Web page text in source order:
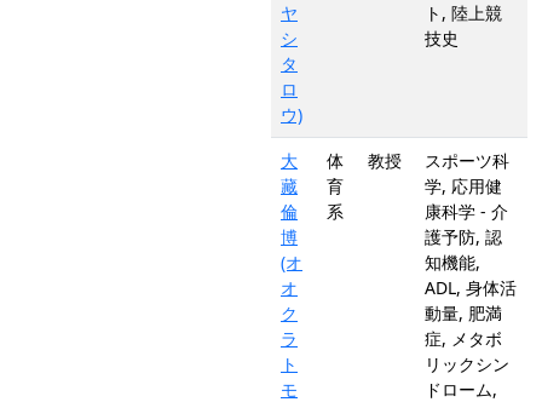
ヤ
シ
タ
ロ
ウ)
ト, 陸上競
技史
大
藏
倫
博
(オ
オ
ク
ラ
ト
モ
体
育
系
教授
スポーツ科
学, 応用健
康科学 - 介
護予防, 認
知機能,
ADL, 身体活
動量, 肥満
症, メタボ
リックシン
ドローム,